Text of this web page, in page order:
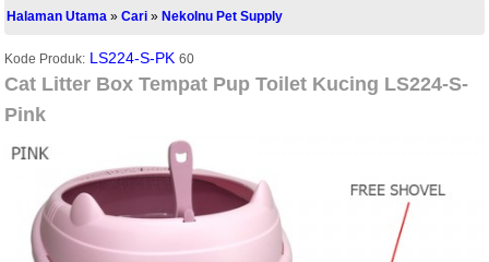
Halaman Utama »Cari » NekoInu Pet Supply
Kode Produk: LS224-S-PK60
Cat Litter Box Tempat Pup Toilet Kucing LS224-S-
Pink